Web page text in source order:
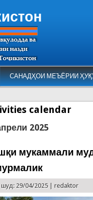
САНАДҲОИ МЕЪЁРИИ
calendar
2025
мукаммали
шуд: 29/04/2025 |redaktor